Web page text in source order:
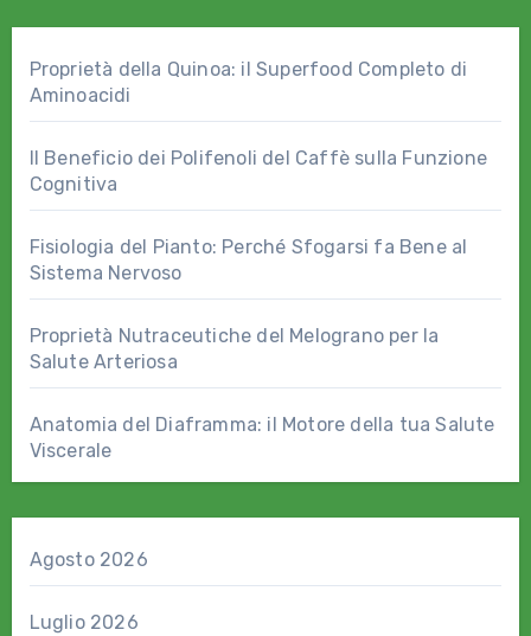
Proprietà della Quinoa: il Superfood Completo di
Aminoacidi
Il Beneficio dei Polifenoli del Caffè sulla Funzione
Cognitiva
Fisiologia del Pianto: Perché Sfogarsi fa Bene al
Sistema Nervoso
Proprietà Nutraceutiche del Melograno per la
Salute Arteriosa
Anatomia del Diaframma: il Motore della tua Salute
Viscerale
Agosto 2026
Luglio 2026